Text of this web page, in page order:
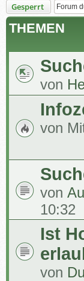
Gesperrt
THEMEN
von
von
von
10:32
Ist
von